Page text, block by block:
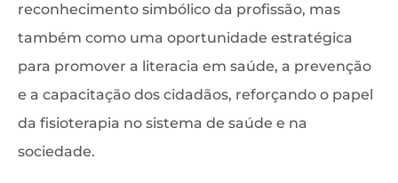
reconhecimento simbólico da profissão, mas
também como uma oportunidade estratégica
para promover a literacia em saúde, a prevenção
e a capacitação dos cidadãos, reforçando o papel
da fisioterapia no sistema de saúde e na
sociedade.